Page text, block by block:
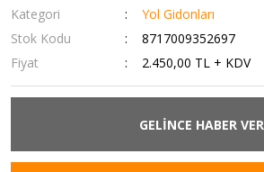
Kategori
Yol Gidonları
Stok Kodu
8717009352697
Fiyat
2.450,00 TL + KDV
GELİNCE HABER VER